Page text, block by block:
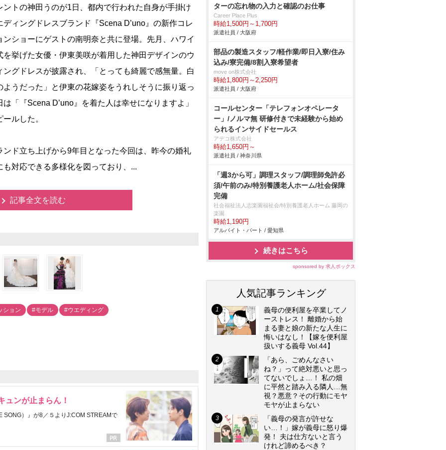
トの神田うのが1日、都内で行われた自身が手掛け
ディングドレスブランド『Scena D’uno』の新作コレ
ンショーにゲストの南明奈と共に登場。先月、ハワイ
を挙げた女優・伊東美咲が着用した神田デザインのウ
ングドレスが披露され、「とっても綺麗で感無量。白
ようだった」と伊東の花嫁姿をうれしそうに振り返っ
は「『Scena D’uno』を着た人は幸せになりますよ」
ールした。
ド立ち上げから9年目となった今回は、昨今の婚礼
も対応できる多様化を図っており、...
記事全文を読む
ション #モデル #ウエディング
ュンが止まらん！
SONG）』が8／５よりJ:COM STREAMで
ターの忘れ物の入力と確認のお仕事
Career Place Plus
時給1,500円～1,700円
派遣社員 / 大阪府
部品の製造スタッフ/軽作業/即日入寮/住み
込み/寮完備/8割入寮希望者
move on株式会社
時給1,800円～2,250円
派遣社員 / 大阪府
コールセンター「テレフォンオペレータ
ー」/ノルマ無 研修付きで未経験から始め
られるインサイドセールス
アデコ株式会社
時給1,650円～
派遣社員 / 神奈川県
「週3から可」調理スタッフ/調理師免許必
須/午前のみ/特別養護老人ホーム/社会保障
完備
社会福祉法人志楽園福祉会/特別養護老人ホーム 藤岡の
楽園
時給1,190円
アルバイト・パート / 愛知県
続きはこちら
sponsored by 求人ボックス
人気記事ランキング
義母の便利屋を卒業してノ
ーストレス！ 離婚から始
まる妻と娘の新たな人生に
悔いはなし！【嫁を便利屋
扱いする義母 Vol.44】
「あら、ごめんなさい
ね？」って絶対悪いと思っ
てないでしょ…！ 私の畑
に平然と踏み入る隣人…無
視？悪意？その行動にモヤ
モヤが止まらない
「義母の発言が許せな
い…！」嫁が義母に怒り爆
発！ 夫は仕方ないと言う
けれど諦めるべき？